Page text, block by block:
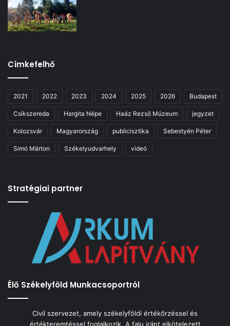
Címkefelhő
2021 2022 2023 2024 2025 2026 Budapest
Csíkszereda Hargita Népe Haáz Rezső Múzeum jegyzet
Kolozsvár Magyarország publicisztika Sebestyén Péter
Simó Márton Székelyudvarhely videó
Stratégiai partner
Élő Székelyföld Munkacsoportról
Civil szervezet, amely székelyföldi értékőrzéssel és
értékteremtéssel foglalkozik. A falu iránt elkötelezett